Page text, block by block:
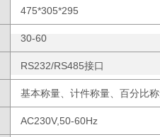
475*305*295
30-60
RS232/RS485接口
基本称量、计件称量、百分比
AC230V,50-60Hz